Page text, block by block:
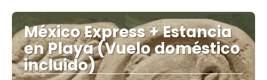
México Express + Estancia
en Playa (Vuelo doméstico
incluido)